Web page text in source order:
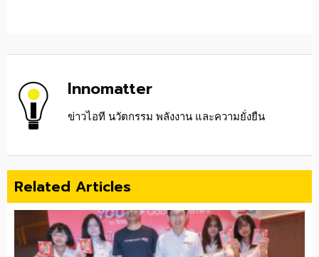
Innomatter
ข่าวไอที นวัตกรรม พลังงาน และความยั่งยืน
Related Articles